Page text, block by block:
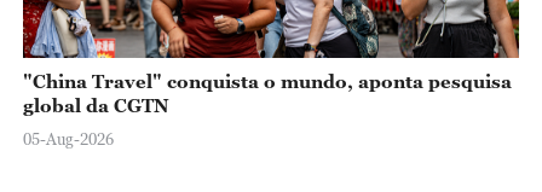
"China Travel" conquista o mundo, aponta pesquisa
global da CGTN
05-Aug-2026